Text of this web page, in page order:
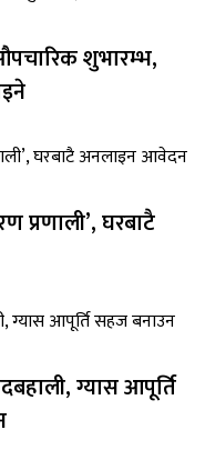
शुभारम्भ,
प्रणाली’, घरबाटै
ग्यास आपूर्ति